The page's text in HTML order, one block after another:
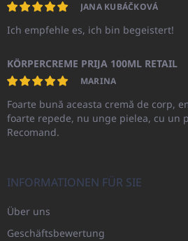
JANA KUBÁČKOVÁ
Ich empfehle es, ich bin begeistert!
KÖRPERCREME PRIJA 100ML RETAIL
MARINA
Foarte bună aceasta cremă de corp,
foarte repede, nu unge pielea, cu un
Recomand.
INFORMATIONEN FÜR SIE
Über uns
Geschäftsbewertung